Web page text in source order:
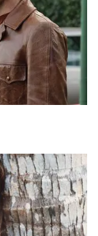
অথবা গুগল
ডাউনলোড
বেছে নিয়ে
করুন